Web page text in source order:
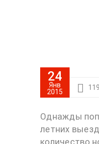
24
Янв
2015
Однажды
летних
количество